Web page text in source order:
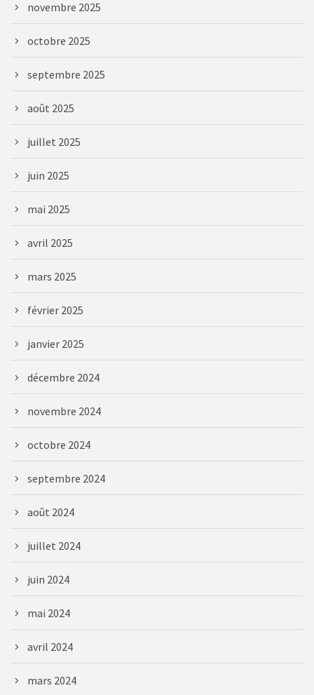
novembre 2025
octobre 2025
septembre 2025
août 2025
juillet 2025
juin 2025
mai 2025
avril 2025
mars 2025
février 2025
janvier 2025
décembre 2024
novembre 2024
octobre 2024
septembre 2024
août 2024
juillet 2024
juin 2024
mai 2024
avril 2024
mars 2024